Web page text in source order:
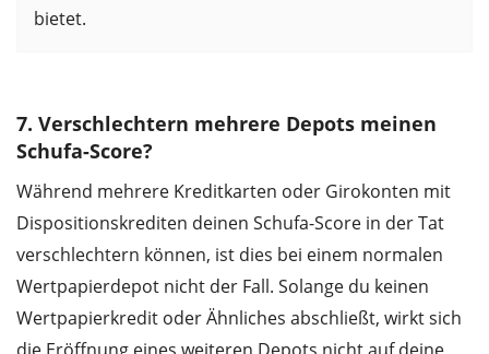
bietet.
7. Verschlechtern mehrere Depots meinen
Schufa-Score?
Während mehrere Kreditkarten oder Girokonten mit
Dispositionskrediten deinen Schufa-Score in der Tat
verschlechtern können, ist dies bei einem normalen
Wertpapierdepot nicht der Fall. Solange du keinen
Wertpapierkredit oder Ähnliches abschließt, wirkt sich